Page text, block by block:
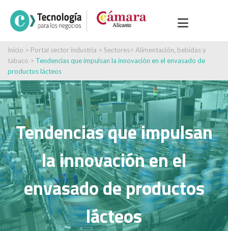
Inicio > Portal sector industria > Sectores> Alimentación, bebidas y
tabaco > Tendencias que impulsan la innovación en el envasado de
productos lácteos
Tendencias que impulsan
la innovación en el
envasado de productos
lácteos